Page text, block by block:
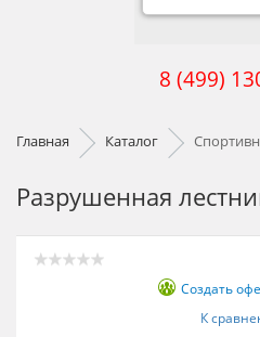
8 (499)
Главная Каталог
Разрушенная
Создать
К